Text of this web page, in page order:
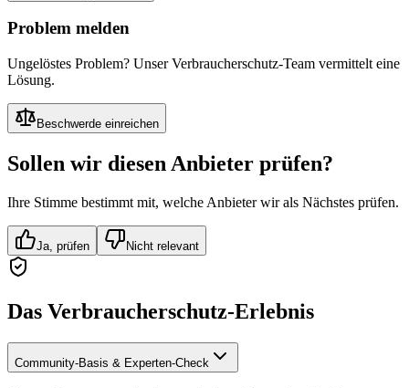
Problem melden
Ungelöstes Problem? Unser Verbraucherschutz-Team vermittelt eine
Lösung.
Beschwerde einreichen
Sollen wir diesen Anbieter prüfen?
Ihre Stimme bestimmt mit, welche Anbieter wir als Nächstes prüfen.
Ja, prüfen Nicht relevant
Das Verbraucherschutz-Erlebnis
Community-Basis & Experten-Check